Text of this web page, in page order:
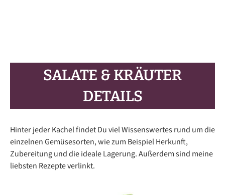
SALATE & KRÄUTER
DETAILS
Hinter jeder Kachel findet Du viel Wissenswertes rund um die
einzelnen Gemüsesorten, wie zum Beispiel Herkunft,
Zubereitung und die ideale Lagerung. Außerdem sind meine
liebsten Rezepte verlinkt.